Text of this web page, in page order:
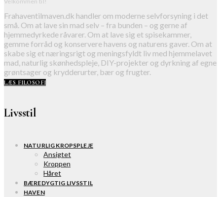
Frahaventilmaven.dk handler om moderne selvforsyning i det
små. Om at lave sin mad selv – fra bunden – og gerne af
hjemmedyrkede råvarer. Om at lave sig et spisekammer,
gemme forråd og konservere havens og naturens gaver. Om at
skabe sig et næringsrigt og meningsfyldt liv med hjemmelavet
mad, naturlig skønhedspleje, DIY-projekter og dyrkning af egne
grøntsager og krydderurter, bær og frugter.
LÆS FILOSOFI
Livsstil
NATURLIG KROPSPLEJE
Ansigtet
Kroppen
Håret
BÆREDYGTIG LIVSSTIL
HAVEN